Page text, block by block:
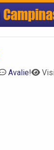
Avalie!